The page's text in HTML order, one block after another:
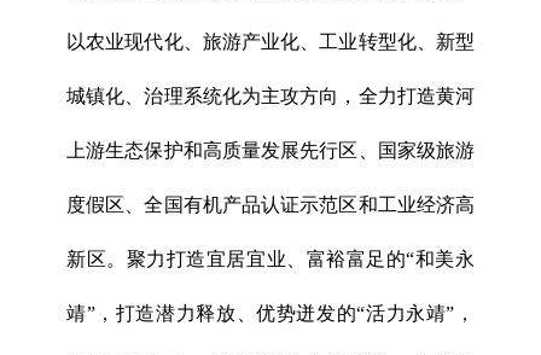
以农业现代化、旅游产业化、工业转型化、新型
城镇化、治理系统化为主攻方向，全力打造黄河
上游生态保护和高质量发展先行区、国家级旅游
度假区、全国有机产品认证示范区和工业经济高
新区。聚力打造宜居宜业、富裕富足的“和美永
靖”，打造潜力释放、优势迸发的“活力永靖”，